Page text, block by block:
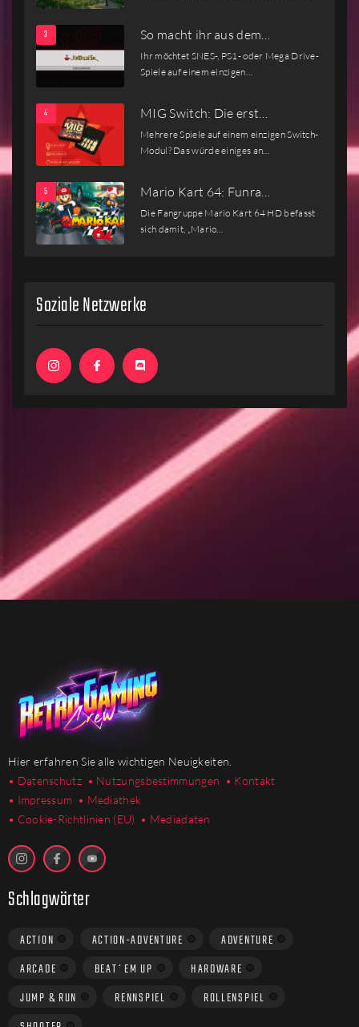
So macht ihr aus dem…
Ihr möchtet SNES-, PS1- oder Mega Drive-
Spiele auf einem einzigen…
MIG Switch: Die erst…
Mehrere Spiele auf einem einzigen Switch-
Modul? Das würde einiges an…
Mario Kart 64: Funra…
Die Fangruppe Mario Kart 64 HD befasst
sich damit, „Mario…
Soziale Netzwerke
Hier erfahren Sie alle wichtigen Neuigkeiten.
• Datenschutz • Nutzungsbestimmungen • Kontakt
• Impressum • Mediathek
• Cookie-Richtlinien (EU) • Mediadaten
Schlagwörter
ACTION ACTION-ADVENTURE
ADVENTURE
ARCADE
BEAT´EM UP
HARDWARE
JUMP & RUN
RENNSPIEL
ROLLENSPIEL